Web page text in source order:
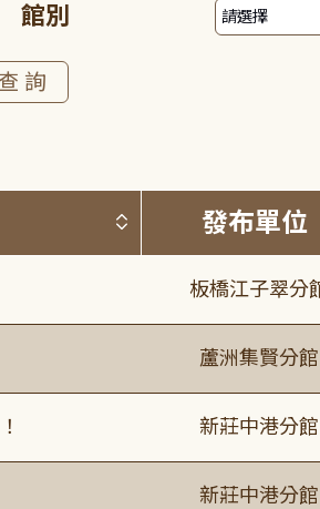
館別
按標題排序 (升
發布單位
板橋江子翠分
蘆洲集賢分館
新莊中港分館
新莊中港分館